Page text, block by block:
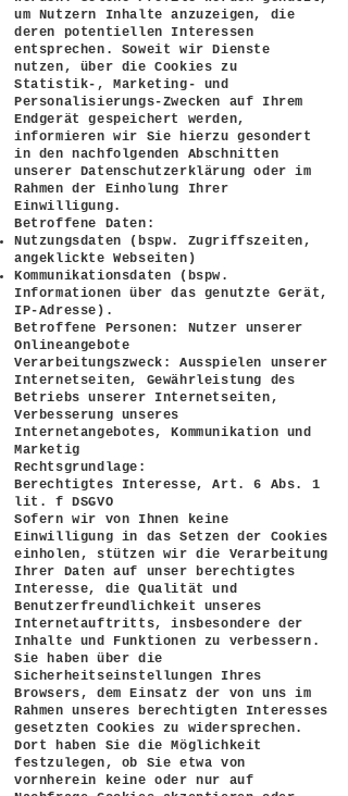
um Nutzern Inhalte anzuzeigen, die
deren potentiellen Interessen
entsprechen. Soweit wir Dienste
nutzen, über die Cookies zu
Statistik-, Marketing- und
Personalisierungs-Zwecken auf Ihrem
Endgerät gespeichert werden,
informieren wir Sie hierzu gesondert
in den nachfolgenden Abschnitten
unserer Datenschutzerklärung oder im
Rahmen der Einholung Ihrer
Einwilligung.
Betroffene Daten:
Nutzungsdaten (bspw. Zugriffszeiten,
angeklickte Webseiten)
Kommunikationsdaten (bspw.
Informationen über das genutzte Gerät,
IP-Adresse).
Betroffene Personen: Nutzer unserer
Onlineangebote
Verarbeitungszweck: Ausspielen unserer
Internetseiten, Gewährleistung des
Betriebs unserer Internetseiten,
Verbesserung unseres
Internetangebotes, Kommunikation und
Marketig
Rechtsgrundlage:
Berechtigtes Interesse, Art. 6 Abs. 1
lit. f DSGVO
Sofern wir von Ihnen keine
Einwilligung in das Setzen der Cookies
einholen, stützen wir die Verarbeitung
Ihrer Daten auf unser berechtigtes
Interesse, die Qualität und
Benutzerfreundlichkeit unseres
Internetauftritts, insbesondere der
Inhalte und Funktionen zu verbessern.
Sie haben über die
Sicherheitseinstellungen Ihres
Browsers, dem Einsatz der von uns im
Rahmen unseres berechtigten Interesses
gesetzten Cookies zu widersprechen.
Dort haben Sie die Möglichkeit
festzulegen, ob Sie etwa von
vornherein keine oder nur auf